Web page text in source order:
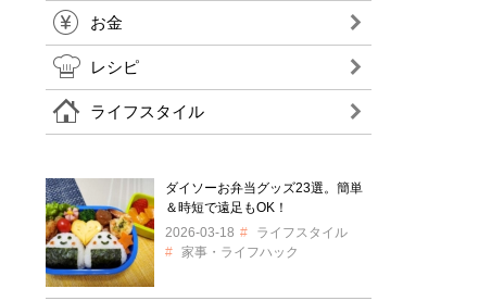
お金
レシピ
ライフスタイル
ダイソーお弁当グッズ23選。簡単
＆時短で遠足もOK！
2026-03-18
ライフスタイル
家事・ライフハック